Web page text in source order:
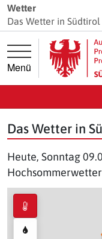
Springe direkt zur
Springe direkt zum Inhalt
Wetter
Das Wetter in Südtirol
Menü
Das Wetter in
Heute, Sonntag
Hochsommerwetter